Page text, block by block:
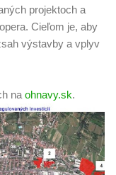
projektoch a
Cieľom je, aby
výstavby a vplyv
na ohnavy.sk.